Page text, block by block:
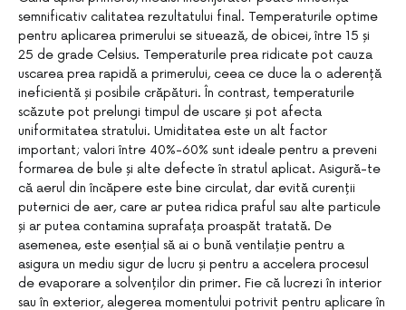
semnificativ calitatea rezultatului final. Temperaturile optime
pentru aplicarea primerului se situează, de obicei, între 15 și
25 de grade Celsius. Temperaturile prea ridicate pot cauza
uscarea prea rapidă a primerului, ceea ce duce la o aderență
ineficientă și posibile crăpături. În contrast, temperaturile
scăzute pot prelungi timpul de uscare și pot afecta
uniformitatea stratului. Umiditatea este un alt factor
important; valori între 40%-60% sunt ideale pentru a preveni
formarea de bule și alte defecte în stratul aplicat. Asigură-te
că aerul din încăpere este bine circulat, dar evită curenții
puternici de aer, care ar putea ridica praful sau alte particule
și ar putea contamina suprafața proaspăt tratată. De
asemenea, este esențial să ai o bună ventilație pentru a
asigura un mediu sigur de lucru și pentru a accelera procesul
de evaporare a solvenților din primer. Fie că lucrezi în interior
sau în exterior, alegerea momentului potrivit pentru aplicare în